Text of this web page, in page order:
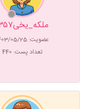
ملکه_یخی۱۳۵۷
عضویت: 1403/05/25
تعداد پست: 440